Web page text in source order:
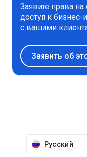
Заявите права
доступ к бизнес-
с вашими
Заявить об
Русский